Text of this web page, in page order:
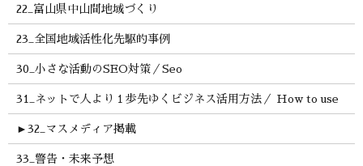
22_富山県中山間地域づくり
23_全国地域活性化先駆的事例
30_小さな活動のSEO対策／Seo
31_ネットで人より１歩先ゆくビジネス活用方法／ How to use
► 32_マスメディア掲載
33_警告・未来予想